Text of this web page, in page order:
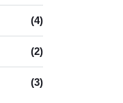
(4)
(2)
(3)